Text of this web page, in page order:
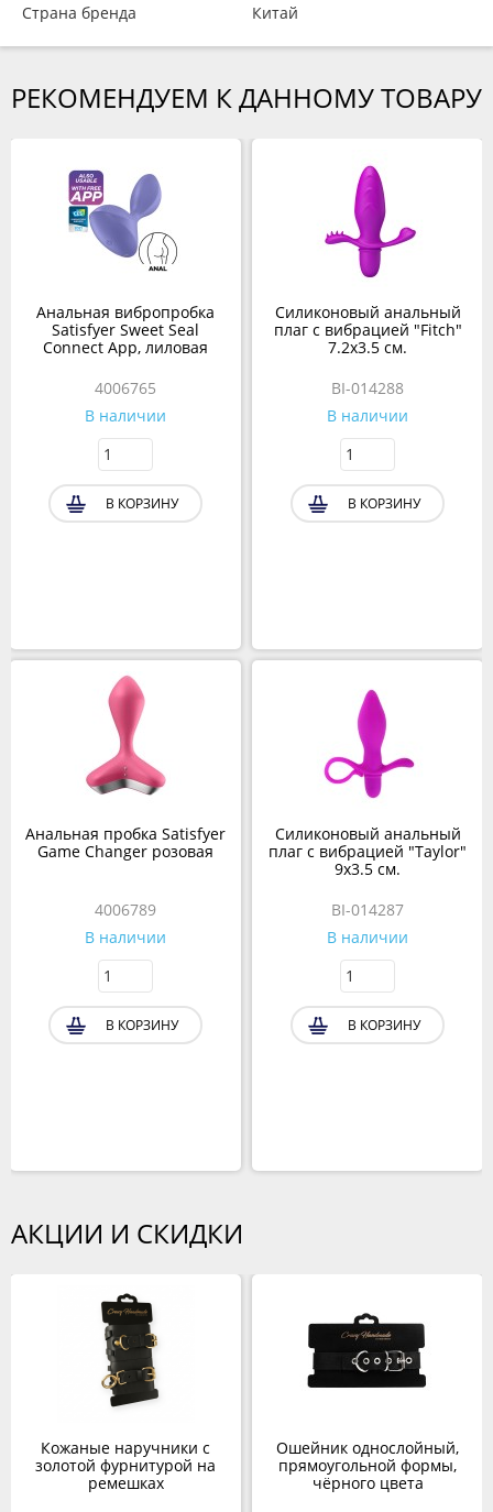
Страна бренда Китай
РЕКОМЕНДУЕМ К ДАННОМУ ТОВАРУ
Анальная вибропробка
Satisfyer Sweet Seal
Connect App, лиловая
4006765
В наличии
В КОРЗИНУ
Анальная пробка Satisfyer
Game Changer розовая
4006789
В наличии
В КОРЗИНУ
Силиконовый анальный
плаг с вибрацией "Fitch"
7.2х3.5 см.
BI-014288
В наличии
В КОРЗИНУ
Силиконовый анальный
плаг с вибрацией "Taylor"
9х3.5 см.
BI-014287
В наличии
В КОРЗИНУ
АКЦИИ И СКИДКИ
Кожаные наручники с
золотой фурнитурой на
ремешках
Ошейник однослойный,
прямоугольной формы,
чёрного цвета